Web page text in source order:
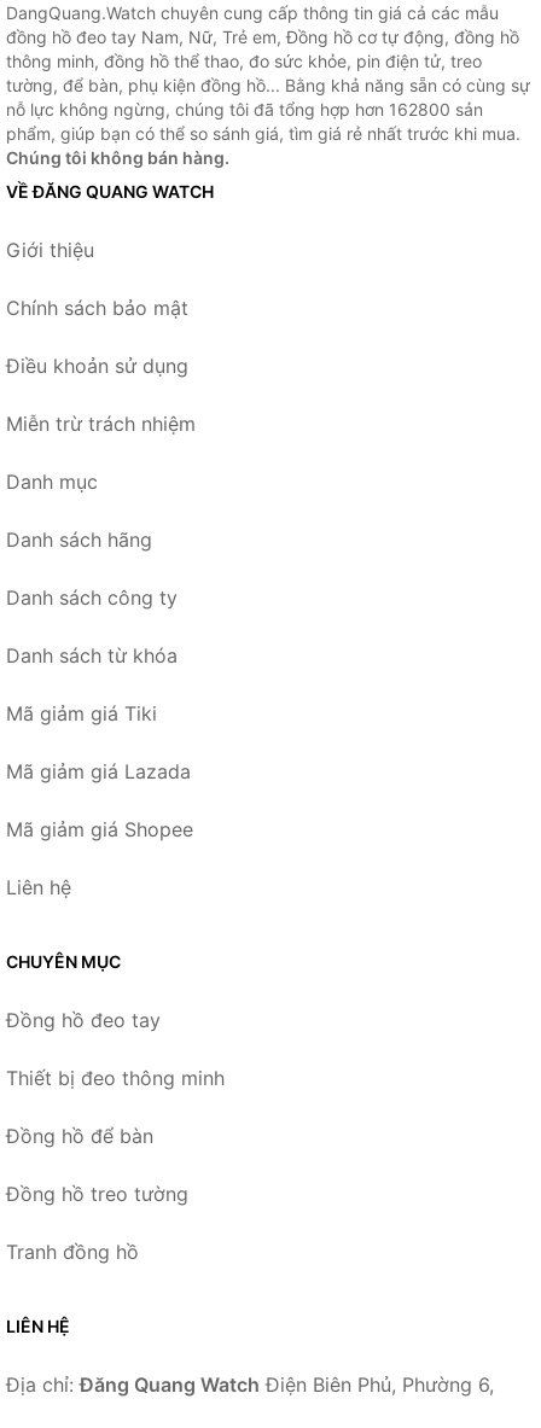
DangQuang.Watch chuyên cung cấp thông tin giá cả các mẫu
đồng hồ đeo tay Nam, Nữ, Trẻ em, Đồng hồ cơ tự động, đồng hồ
thông minh, đồng hồ thể thao, đo sức khỏe, pin điện tử, treo
tường, để bàn, phụ kiện đồng hồ... Bằng khả năng sẵn có cùng sự
nỗ lực không ngừng, chúng tôi đã tổng hợp hơn 162800 sản
phẩm, giúp bạn có thể so sánh giá, tìm giá rẻ nhất trước khi mua.
Chúng tôi không bán hàng.
VỀ ĐĂNG QUANG WATCH
Giới thiệu
Chính sách bảo mật
Điều khoản sử dụng
Miễn trừ trách nhiệm
Danh mục
Danh sách hãng
Danh sách công ty
Danh sách từ khóa
Mã giảm giá Tiki
Mã giảm giá Lazada
Mã giảm giá Shopee
Liên hệ
CHUYÊN MỤC
Đồng hồ đeo tay
Thiết bị đeo thông minh
Đồng hồ để bàn
Đồng hồ treo tường
Tranh đồng hồ
LIÊN HỆ
Địa chỉ:Đăng Quang Watch Điện Biên Phủ, Phường 6,